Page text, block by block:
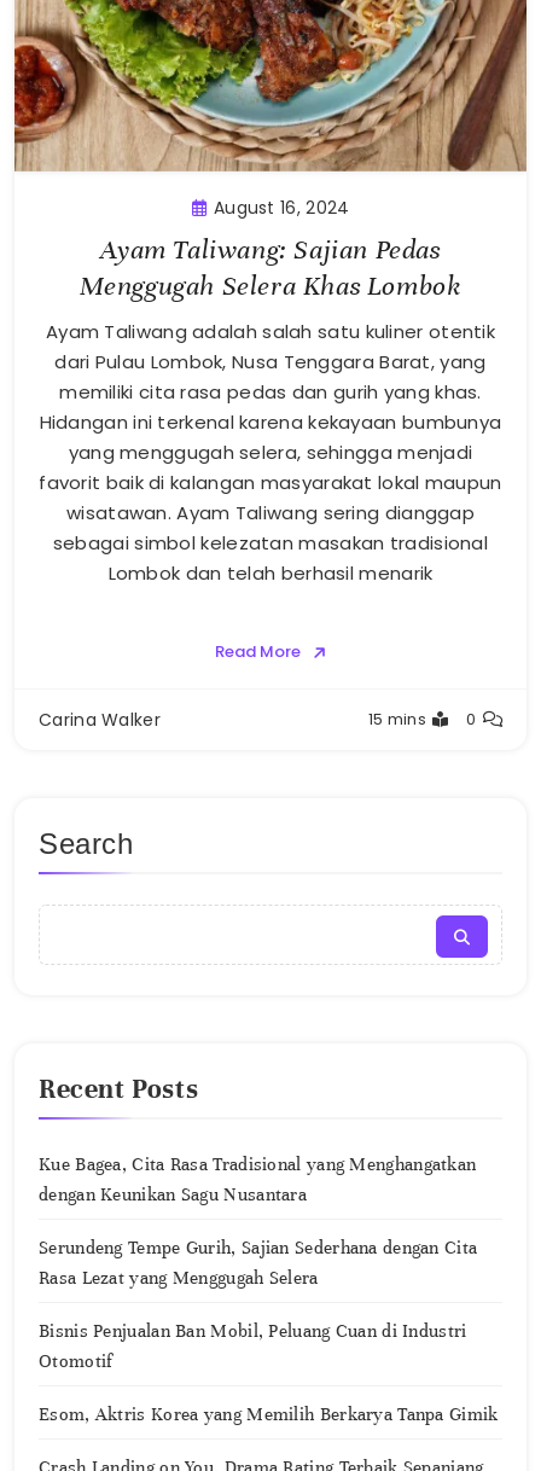
August 16, 2024
Ayam Taliwang: Sajian Pedas
Menggugah Selera Khas Lombok
Ayam Taliwang adalah salah satu kuliner otentik
dari Pulau Lombok, Nusa Tenggara Barat, yang
memiliki cita rasa pedas dan gurih yang khas.
Hidangan ini terkenal karena kekayaan bumbunya
yang menggugah selera, sehingga menjadi
favorit baik di kalangan masyarakat lokal maupun
wisatawan. Ayam Taliwang sering dianggap
sebagai simbol kelezatan masakan tradisional
Lombok dan telah berhasil menarik
Read More
Carina Walker 15 mins 0
Search
Recent Posts
Kue Bagea, Cita Rasa Tradisional yang Menghangatkan
dengan Keunikan Sagu Nusantara
Serundeng Tempe Gurih, Sajian Sederhana dengan Cita
Rasa Lezat yang Menggugah Selera
Bisnis Penjualan Ban Mobil, Peluang Cuan di Industri
Otomotif
Esom, Aktris Korea yang Memilih Berkarya Tanpa Gimik